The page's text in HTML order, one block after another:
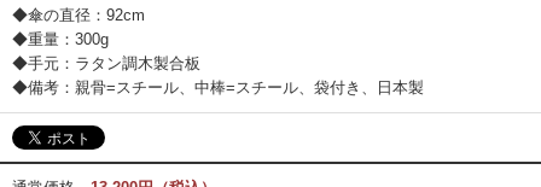
◆傘の直径：92cm
◆重量：300g
◆手元：ラタン調木製合板
◆備考：親骨=スチール、中棒=スチール、袋付き、日本製